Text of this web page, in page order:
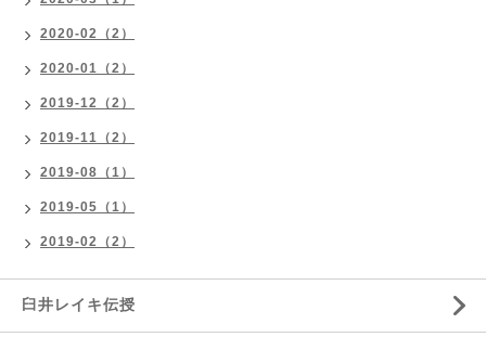
2020-02（2）
2020-01（2）
2019-12（2）
2019-11（2）
2019-08（1）
2019-05（1）
2019-02（2）
臼井レイキ伝授